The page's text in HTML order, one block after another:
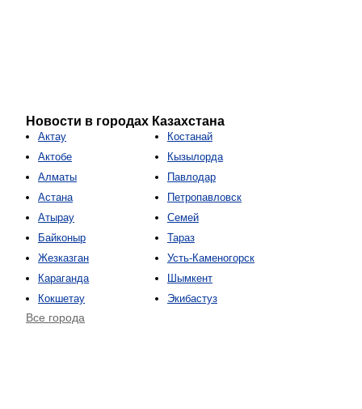
Новости в городах Казахстана
Актау
Актобе
Алматы
Астана
Атырау
Байконыр
Жезказган
Караганда
Кокшетау
Костанай
Кызылорда
Павлодар
Петропавловск
Семей
Тараз
Усть-Каменогорск
Шымкент
Экибастуз
Все города